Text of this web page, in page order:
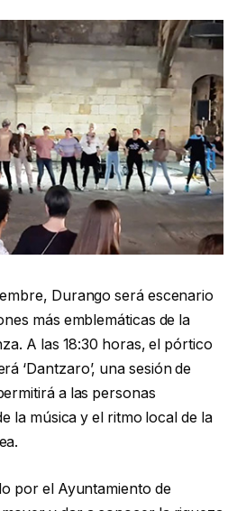
Durango será escenario
más emblemáticas de la
A las 18:30 horas, el pórtico
‘Dantzaro’, una sesión de
a las personas
la música y el ritmo local de la
por el Ayuntamiento de